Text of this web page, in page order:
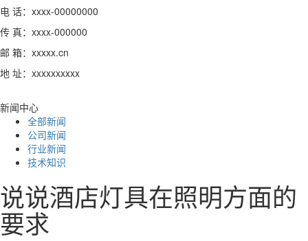
电 话：xxxx-00000000
传 真：xxxx-000000
邮 箱：xxxxx.cn
地 址：xxxxxxxxxx
新闻中心
全部新闻
公司新闻
行业新闻
技术知识
说说酒店灯具在照明方面的
要求